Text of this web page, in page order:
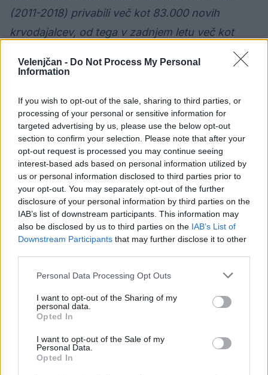
Velenjčan - Do Not Process My Personal
Information
If you wish to opt-out of the sale, sharing to third parties, or
processing of your personal or sensitive information for
targeted advertising by us, please use the below opt-out
section to confirm your selection. Please note that after your
opt-out request is processed you may continue seeing
interest-based ads based on personal information utilized by
us or personal information disclosed to third parties prior to
your opt-out. You may separately opt-out of the further
disclosure of your personal information by third parties on the
IAB’s list of downstream participants. This information may
also be disclosed by us to third parties on the IAB’s List of
Downstream Participants that may further disclose it to other
Personal Data Processing Opt Outs
I want to opt-out of the Sharing of my
personal data.
Opted In
I want to opt-out of the Sale of my
Personal Data.
Opted In
(2011-2018) privabili več kot 83.000 novih
krvodajalcev, od tega v zadnjem letu več kot
e povedal mag. Aleksander Salkič,
direktor Korporativnega komuniciranja Petrol
Namen letošnje akcije, ki poteka pod sloganom
“Pravi junaki darujemo!” je spodbujanje
krvodajalstva in zahvala vsem, ki darujejo kri.
Predvsem želi navdihniti mlade, jim sporočiti, da
so krvodajalci pravi junaki sodobnega časa, ki v
resničnem svetu rešujejo življenja.
slovenskem dnevu krvodajalstva, ki ga vsako leto
Šoštanju, saj so ga združili s krvodajalsko akcijo
Šoštanj in njihovih podpornikov, ki so se odločili